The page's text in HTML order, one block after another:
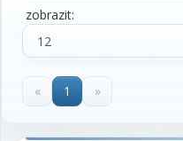
zobrazit:
« 1 »